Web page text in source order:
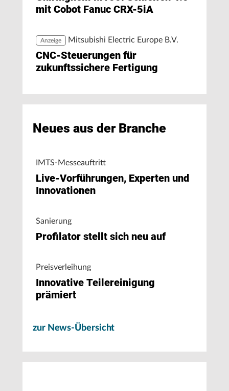
mit Cobot Fanuc CRX-5iA
Anzeige Mitsubishi Electric Europe B.V.
CNC-Steuerungen für
zukunftssichere Fertigung
Neues aus der Branche
IMTS-Messeauftritt
Live-Vorführungen, Experten und
Innovationen
Sanierung
Profilator stellt sich neu auf
Preisverleihung
Innovative Teilereinigung
prämiert
zur News-Übersicht